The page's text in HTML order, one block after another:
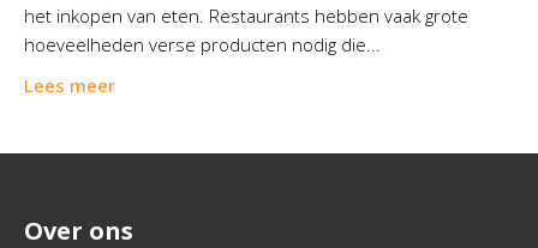
het inkopen van eten. Restaurants hebben vaak grote
hoeveelheden verse producten nodig die...
Lees meer
Over ons